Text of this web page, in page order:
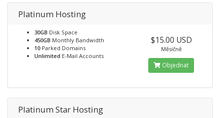
Platinum Hosting
30GB Disk Space
450GB Monthly Bandwidth
10 Parked Domains
Unlimited E-Mail Accounts
$15.00 USD
Měsíčně
Objednat
Platinum Star Hosting